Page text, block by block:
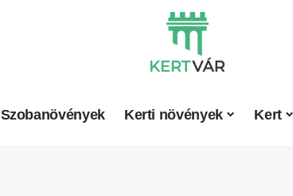
Szobanövények Kerti növények Kert